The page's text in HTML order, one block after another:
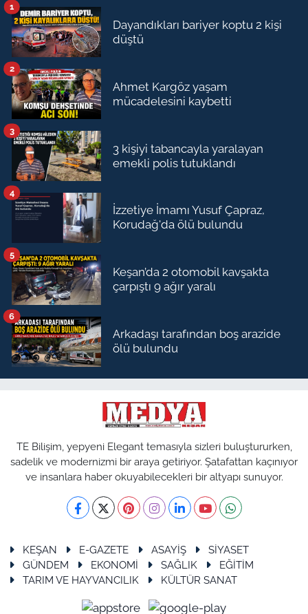
Dayandıkları bariyer koptu 2 kişi
düştü
1
Ahmet Kargöz yaşam
mücadelesini kaybetti
2
3 kişiyi tabancayla yaralayan
emekli polis tutuklandı
3
İzzetiye İmamı Yusuf Çapraz,
Korudağ'da ölü bulundu
4
Keşan’da 2 otomobil kavşakta
çarpıştı 9 ağır yaralı
5
Arkadaşı tarafından boş arazide
ölü bulundu
6
TE Bilişim, yepyeni Elegant temasıyla sizleri buluştururken,
sadelik ve modernizmi bir araya getiriyor. Şatafattan kaçınıyor
ve insanlara haber okuyabilecekleri bir altyapı sunuyor.
KEŞAN E-GAZETE ASAYİŞ
SİYASET
GÜNDEM
EKONOMİ SAĞLIK
EĞİTİM
TARIM VE HAYVANCILIK
KÜLTÜR SANAT